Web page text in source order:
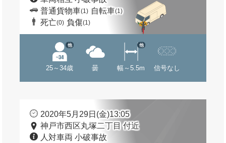
普通貨物車(1) 自転車(1)
死亡(0) 負傷(1)
25～34歳
他
曇 幅～5.5m
他
信号なし
2020年5月29日(金)13:05
神戸市西区丸塚二丁目 付近
人対車両 小破事故